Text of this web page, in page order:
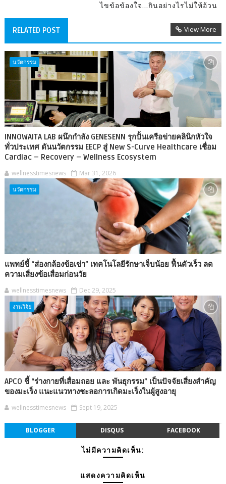
ไขข้อข้องใจ...กินอย่างไรไม่ให้อ้วน
RELATED POST View More
นวัตกรรม
INNOWAITA LAB ผนึกกำลัง GENESENN รุกปั้นเครือข่ายคลินิกหัวใจ
ทั่วประเทศ ดันนวัตกรรม EECP สู่ New S-Curve Healthcare เชื่อม
Cardiac – Recovery – Wellness Ecosystem
wellnesstimesnews Mar 31, 2026
นวัตกรรม
แพทย์ชี้ “ส่องกล้องข้อเข่า” เทคโนโลยีรักษาเจ็บน้อย ฟื้นตัวเร็ว ลด
ความเสี่ยงข้อเสื่อมก่อนวัย
wellnesstimesnews Dec 29, 2025
งานวิจัย
APCO ชี้ “ร่างกายที่เสื่อมถอย และ พันธุกรรม” เป็นปัจจัยเสี่ยงสำคัญ
ของมะเร็ง แนะแนวทางชะลอการเกิดมะเร็งในผู้สูงอายุ
wellnesstimesnews Sept 19, 2025
BLOGGER DISQUS FACEBOOK
ไม่มีความคิดเห็น:
แสดงความคิดเห็น